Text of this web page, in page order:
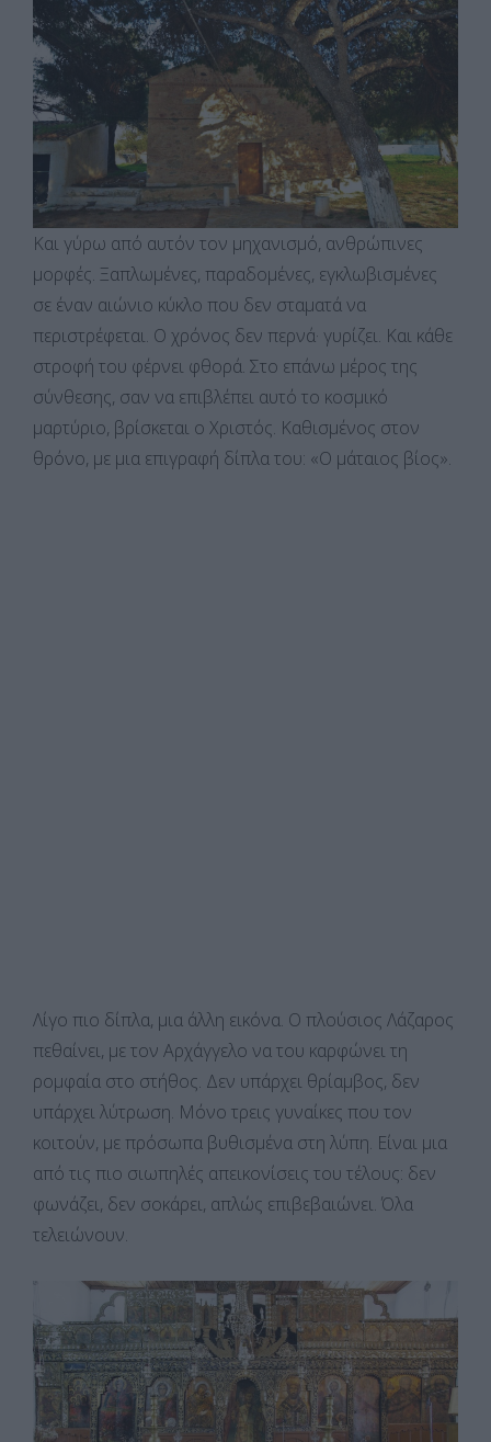
Και γύρω από αυτόν τον μηχανισμό, ανθρώπινες
μορφές. Ξαπλωμένες, παραδομένες, εγκλωβισμένες
σε έναν αιώνιο κύκλο που δεν σταματά να
περιστρέφεται. Ο χρόνος δεν περνά· γυρίζει. Και κάθε
στροφή του φέρνει φθορά. Στο επάνω μέρος της
σύνθεσης, σαν να επιβλέπει αυτό το κοσμικό
μαρτύριο, βρίσκεται ο Χριστός. Καθισμένος στον
θρόνο, με μια επιγραφή δίπλα του: «Ο μάταιος βίος».
Λίγο πιο δίπλα, μια άλλη εικόνα. Ο πλούσιος Λάζαρος
πεθαίνει, με τον Αρχάγγελο να του καρφώνει τη
ρομφαία στο στήθος. Δεν υπάρχει θρίαμβος, δεν
υπάρχει λύτρωση. Μόνο τρεις γυναίκες που τον
κοιτούν, με πρόσωπα βυθισμένα στη λύπη. Είναι μια
από τις πιο σιωπηλές απεικονίσεις του τέλους: δεν
φωνάζει, δεν σοκάρει, απλώς επιβεβαιώνει. Όλα
τελειώνουν.